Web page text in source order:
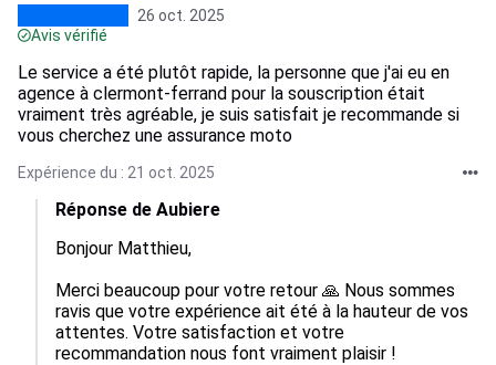
26 oct. 2025
Avis vérifié
Le service a été plutôt rapide, la personne que j'ai eu en
agence à clermont-ferrand pour la souscription était
vraiment très agréable, je suis satisfait je recommande si
vous cherchez une assurance moto
Expérience du : 21 oct. 2025
Réponse de Aubiere
Bonjour Matthieu,
Merci beaucoup pour votre retour 🙏 Nous sommes
ravis que votre expérience ait été à la hauteur de vos
attentes. Votre satisfaction et votre
recommandation nous font vraiment plaisir !